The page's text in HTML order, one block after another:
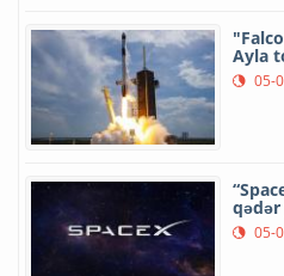
Ayla
05-
qədər
05-